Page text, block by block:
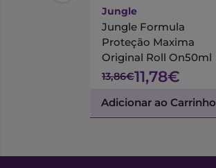
Jungle
Jungle Formula
Proteção Maxima
Original Roll On50ml
13,86€11,78€
Adicionar ao Carrinho